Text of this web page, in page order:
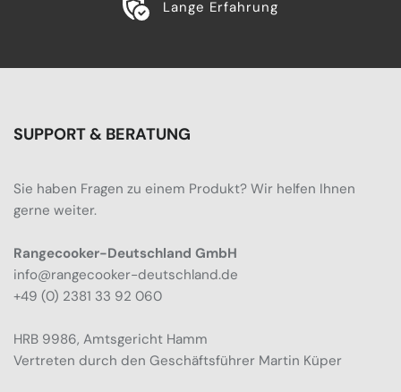
Lange Erfahrung
SUPPORT & BERATUNG
Sie haben Fragen zu einem Produkt? Wir helfen Ihnen
gerne weiter.
Rangecooker-Deutschland GmbH
info@rangecooker-deutschland.de
+49 (0) 2381 33 92 060
HRB 9986, Amtsgericht Hamm
Vertreten durch den Geschäftsführer Martin Küper